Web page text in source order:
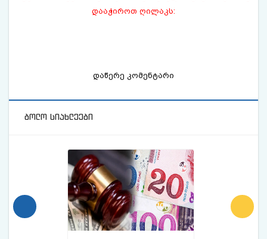
დააჭიროთ ღილაკს:
დაწერე კომენტარი
ბოლო სიახლეები